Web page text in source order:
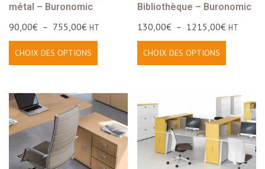
métal – Buronomic
90,00€ – 755,00€ HT
CHOIX DES OPTIONS
Bibliothèque – Buronomic
130,00€ – 1215,00€ HT
CHOIX DES OPTIONS